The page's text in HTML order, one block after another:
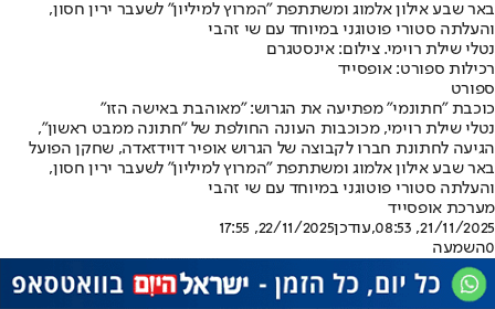
באר שבע אילון אלמוג ומשתתפת "המרוץ למיליון" לשעבר ירין חסון,
והעלתה סטורי פוטוגני במיוחד עם שי זהבי
נטלי שילת רוימי. צילום: אינסטגרם
רכילות ספורט: אופסייד
ספורט
כוכבת "חתונמי" מפתיעה את הגרוש: "מאוהבת באישה הזו"
נטלי שילת רוימי, מכוכבות העונה החולפת של "חתונה ממבט ראשון",
הגיעה לחתונת חברו לקבוצה של הגרוש אופיר דוידזאדה, שחקן הפועל
באר שבע אילון אלמוג ומשתתפת "המרוץ למיליון" לשעבר ירין חסון,
והעלתה סטורי פוטוגני במיוחד עם שי זהבי
מערכת אופסייד
21/11/2025, 08:53
,עודכן22/11/2025, 17:55
0השמעה